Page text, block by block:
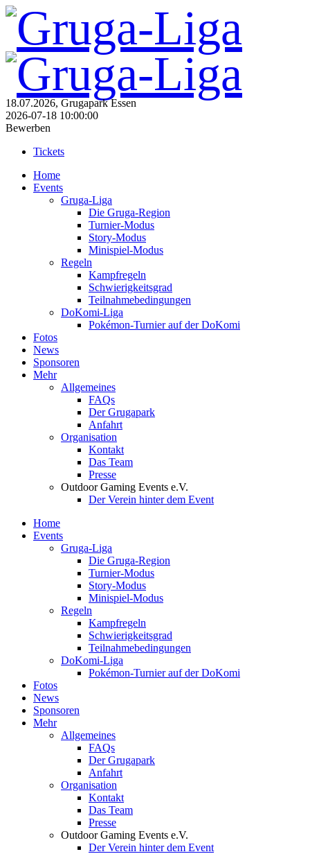
18.07.2026, Grugapark Essen
2026-07-18 10:00:00
Bewerben
Tickets
Home
Events
Gruga-Liga
Die Gruga-Region
Turnier-Modus
Story-Modus
Minispiel-Modus
Regeln
Kampfregeln
Schwierigkeitsgrad
Teilnahmebedingungen
DoKomi-Liga
Pokémon-Turnier auf der DoKomi
Fotos
News
Sponsoren
Mehr
Allgemeines
FAQs
Der Grugapark
Anfahrt
Organisation
Kontakt
Das Team
Presse
Outdoor Gaming Events e.V.
Der Verein hinter dem Event
Home
Events
Gruga-Liga
Die Gruga-Region
Turnier-Modus
Story-Modus
Minispiel-Modus
Regeln
Kampfregeln
Schwierigkeitsgrad
Teilnahmebedingungen
DoKomi-Liga
Pokémon-Turnier auf der DoKomi
Fotos
News
Sponsoren
Mehr
Allgemeines
FAQs
Der Grugapark
Anfahrt
Organisation
Kontakt
Das Team
Presse
Outdoor Gaming Events e.V.
Der Verein hinter dem Event